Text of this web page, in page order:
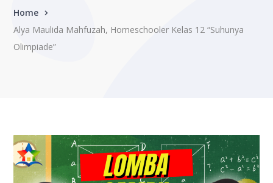
Home
Alya Maulida Mahfuzah, Homeschooler Kelas 12 “Suhunya
Olimpiade”